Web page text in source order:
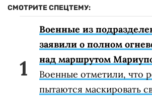
СМОТРИТЕ СПЕЦТЕМУ:
Военные из
заявили о полном
над маршрутом
Военные отметили, что
пытаются маскировать